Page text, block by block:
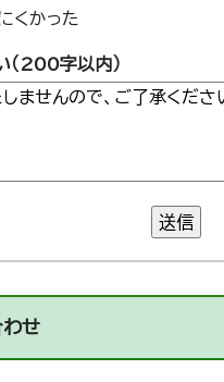
くかった
（200字以内）
送信
せ